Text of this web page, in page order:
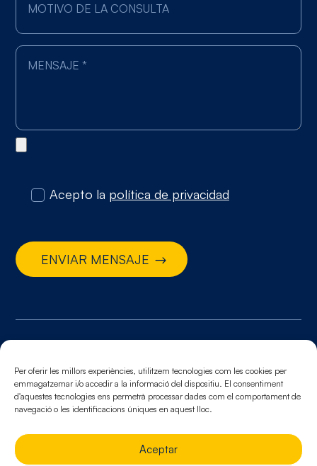
Per oferir les millors experiències, utilitzem tecnologies com les cookies per
emmagatzemar i/o accedir a la informació del dispositiu. El consentiment
d'aquestes tecnologies ens permetrà processar dades com el comportament de
navegació o les identificacions úniques en aquest lloc.
Aceptar
Acepto la política de privacidad
ENVIAR MENSAJE
Aviso legal. Política de cookies. Política de
privacidad